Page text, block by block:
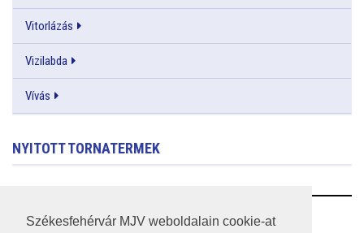
Székesfehérvár MJV weboldalain cookie-at
Vitorlázás
Vizilabda
Vívás
NYITOTT TORNATERMEK
RSS